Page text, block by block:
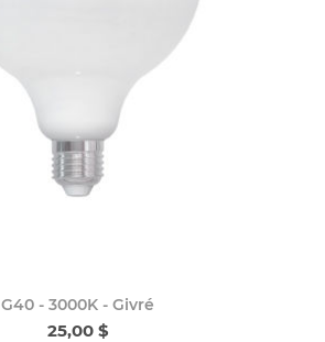
G40 - 3000K - Givré
25,00 $